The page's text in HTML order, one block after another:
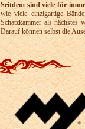
Seitdem sind viele für
wie viele einzigartige
Schatzkammer als nächstes
Darauf können selbst die